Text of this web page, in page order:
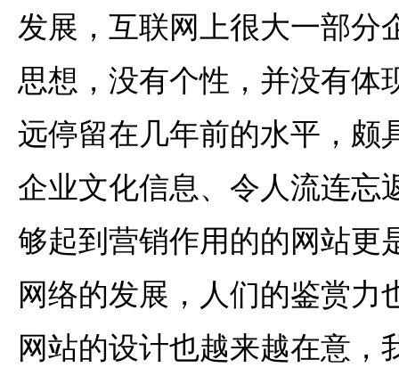
发展，互联网上很大一部分
思想，没有个性，并没有体
远停留在几年前的水平，颇
企业文化信息、令人流连忘
够起到营销作用的的网站更
网络的发展，人们的鉴赏力
网站的设计也越来越在意，